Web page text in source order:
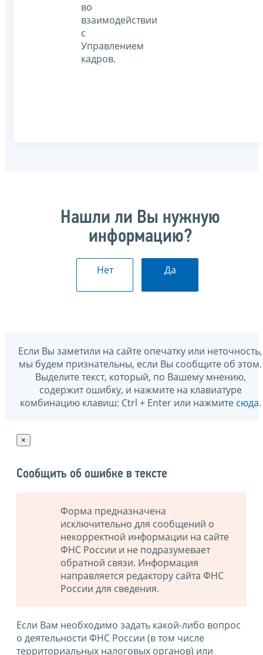
во
взаимодействии
с
Управлением
кадров.
Нашли ли Вы нужную
информацию?
Нет Да
Если Вы заметили на сайте опечатку или неточность,
мы будем признательны, если Вы сообщите об этом.
Выделите текст, который, по Вашему мнению,
содержит ошибку, и нажмите на клавиатуре
комбинацию клавиш: Ctrl + Enter или нажмите сюда.
×
Сообщить об ошибке в тексте
Форма предназначена
исключительно для сообщений о
некорректной информации на сайте
ФНС России и не подразумевает
обратной связи. Информация
направляется редактору сайта ФНС
России для сведения.
Если Вам необходимо задать какой-либо вопрос
о деятельности ФНС России (в том числе
территориальных налоговых органов) или